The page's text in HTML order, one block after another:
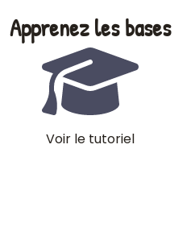
Apprenez les bases
Voir le tutoriel